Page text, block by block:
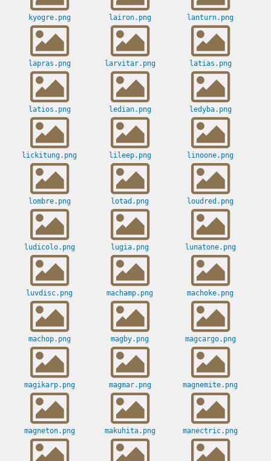
kyogre.png lairon.png lanturn.png
lapras.png larvitar.png latias.png
latios.png ledian.png ledyba.png
lickitung.png lileep.png linoone.png
lombre.png lotad.png loudred.png
ludicolo.png lugia.png lunatone.png
luvdisc.png machamp.png machoke.png
machop.png magby.png magcargo.png
magikarp.png magmar.png magnemite.png
magneton.png makuhita.png manectric.png